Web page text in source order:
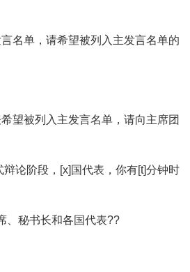
名单，请希望被列入主发言名单的
望被列入主发言名单，请向主席团
辩论阶段，[x]国代表，你有[t]分钟时
、秘书长和各国代表??